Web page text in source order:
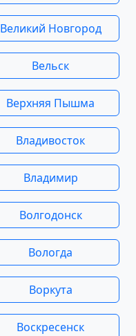
Великий Новгород
Вельск
Верхняя Пышма
Владивосток
Владимир
Волгодонск
Вологда
Воркута
Воскресенск